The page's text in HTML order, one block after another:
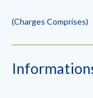
(Charges Comprises)